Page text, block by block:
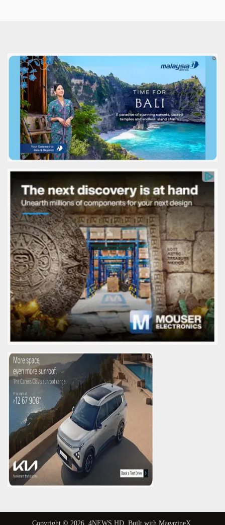
Copyright © 2026, 4NEWS HD . Built with MagazineX